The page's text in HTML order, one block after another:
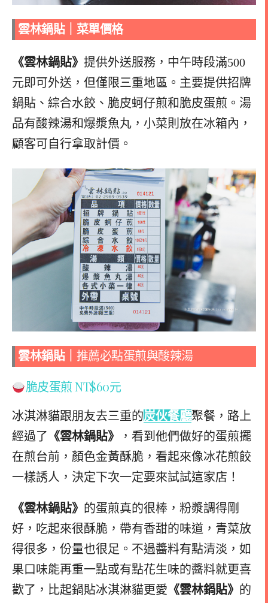
雲林鍋貼｜ 菜單價格
《雲林鍋貼》 提供外送服務，中午時段滿500
元即可外送，但僅限三重地區。 主要提供招牌
鍋貼、綜合水餃、脆皮蚵仔煎和脆皮蛋煎。湯
品有酸辣湯和爆漿魚丸，小菜則放在冰箱內，
顧客可自行拿取計價。
雲林鍋貼｜ 推薦必點蛋煎與酸辣湯
脆皮蛋煎 NT$60元
冰淇淋貓跟朋友去三重的炭伙餐廳聚餐，路上
經過了 《雲林鍋貼》
，看到他們做好的蛋煎擺
在煎台前，顏色金黃酥脆，看起來像冰花煎餃
一樣誘人，決定下次一定要來試試這家店！
《雲林鍋貼》 的蛋煎真的很棒，粉漿調得剛
好，吃起來很酥脆，帶有香甜的味道，青菜放
得很多，份量也很足。不過醬料有點清淡，如
果口味能再重一點或有點花生味的醬料就更喜
歡了，比起鍋貼冰淇淋貓更愛 《雲林鍋貼》 的